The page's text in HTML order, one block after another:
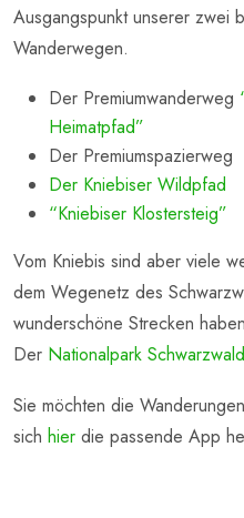
Ausgangspunkt unserer zwei
Wanderwegen.
Der Premiumwanderweg
Heimatpfad”
Der Premiumspazierweg
Der Kniebiser Wildpfad
“Kniebiser Klostersteig”
Vom Kniebis sind aber viele
dem Wegenetz des
wunderschöne Strecken
Der Nationalpark Schwarzwald
Sie möchten die
sich hier die passende App